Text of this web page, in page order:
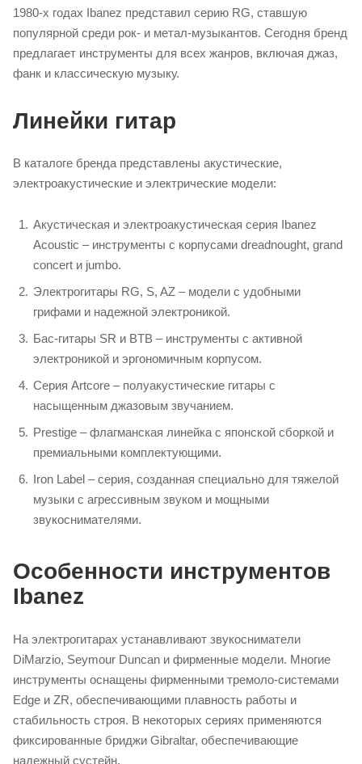
1980-х годах Ibanez представил серию RG, ставшую
популярной среди рок- и метал-музыкантов. Сегодня бренд
предлагает инструменты для всех жанров, включая джаз,
фанк и классическую музыку.
Линейки гитар
В каталоге бренда представлены акустические,
электроакустические и электрические модели:
Акустическая и электроакустическая серия Ibanez
Acoustic – инструменты с корпусами dreadnought, grand
concert и jumbo.
Электрогитары RG, S, AZ – модели с удобными
грифами и надежной электроникой.
Бас-гитары SR и BTB – инструменты с активной
электроникой и эргономичным корпусом.
Серия Artcore – полуакустические гитары с
насыщенным джазовым звучанием.
Prestige – флагманская линейка с японской сборкой и
премиальными комплектующими.
Iron Label – серия, созданная специально для тяжелой
музыки с агрессивным звуком и мощными
звукоснимателями.
Особенности инструментов
Ibanez
На электрогитарах устанавливают звукосниматели
DiMarzio, Seymour Duncan и фирменные модели. Многие
инструменты оснащены фирменными тремоло-системами
Edge и ZR, обеспечивающими плавность работы и
стабильность строя. В некоторых сериях применяются
фиксированные бриджи Gibraltar, обеспечивающие
надежный сустейн.